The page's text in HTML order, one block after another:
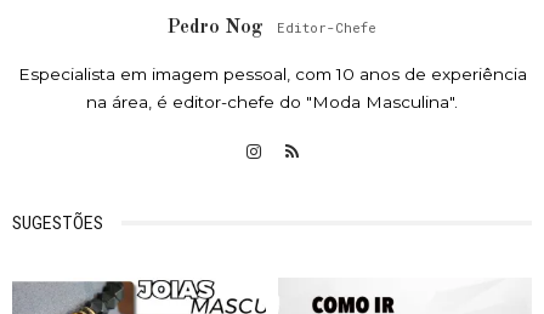
Pedro Nog Editor-Chefe
Especialista em imagem pessoal, com 10 anos de experiência
na área, é editor-chefe do "Moda Masculina".
SUGESTÕES